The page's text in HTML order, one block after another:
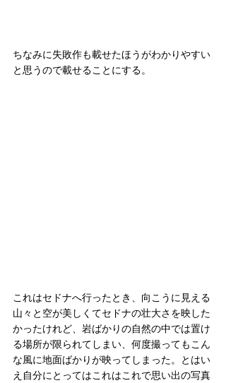
ちなみに失敗作も載せたほうがわかりやすい
と思うので載せることにする。
これはセドナへ行ったとき、向こうに見える
山々と空が美しくてセドナの壮大さを映した
かったけれど、岩ばかりの自然の中では置け
る場所が限られてしまい、何度撮ってもこん
な風に地面ばかりが映ってしまった。とはい
え自分にとってはこれはこれで思い出の写真